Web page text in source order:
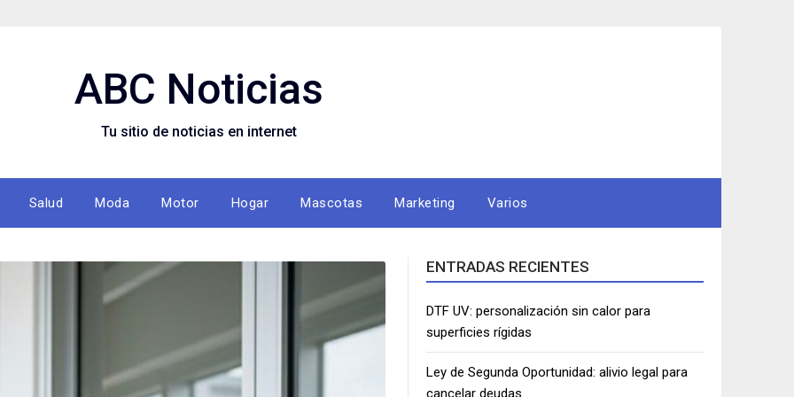
ABC Noticias
Tu sitio de noticias en internet
Salud Moda Motor Hogar Mascotas Marketing Varios
ENTRADAS RECIENTES
DTF UV: personalización sin calor para
superficies rígidas
Ley de Segunda Oportunidad: alivio legal para
cancelar deudas